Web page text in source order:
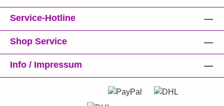
Service-Hotline
Shop Service
Info / Impressum